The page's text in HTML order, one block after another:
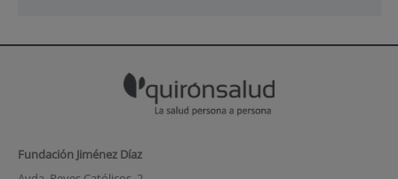
Fundación Jiménez Díaz